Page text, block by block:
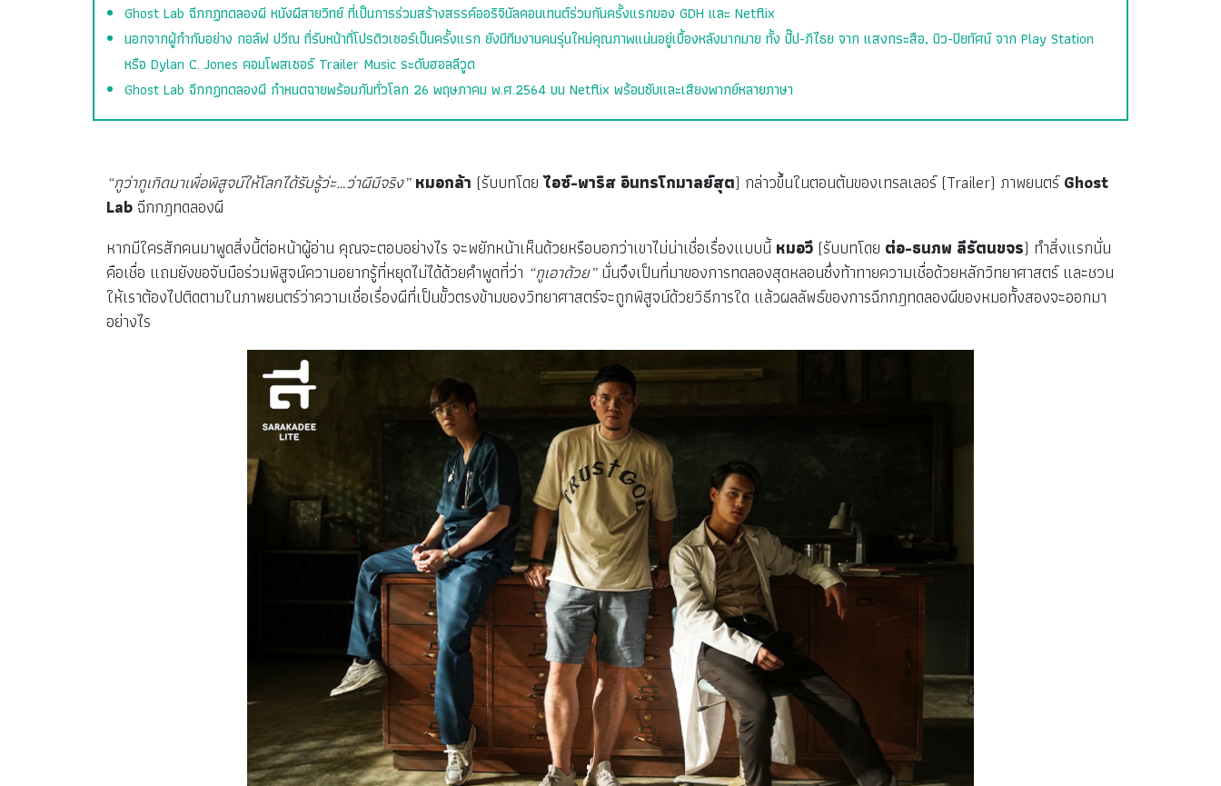
Ghost Lab ฉีกกฏทดลองผี หนังผีสายวิทย์ ที่เป็นการร่วมสร้างสรรค์ออริจินัลคอนเทนต์ร่วมกันครั้งแรกของ GDH และ Netflix
นอกจากผู้กำกับอย่าง กอล์ฟ ปวีณ ที่รับหน้าที่โปรดิวเซอร์เป็นครั้งแรก ยังมีทีมงานคนรุ่นใหม่คุณภาพแน่นอยู่เบื้องหลังมากมาย ทั้ง ปั๊ป-ภิไธย จาก แสงกระสือ, บิว-ปิยทัศน์ จาก Play Station
หรือ Dylan C. Jones คอมโพสเซอร์ Trailer Music ระดับฮอลลีวูด
Ghost Lab ฉีกกฏทดลองผี กำหนดฉายพร้อมกันทั่วโลก 26 พฤษภาคม พ.ศ.2564 บน Netflix พร้อมซับและเสียงพากย์หลายภาษา
“กูว่ากูเกิดมาเพื่อพิสูจน์ให้โลกได้รับรู้ว่ะ…ว่าผีมีจริง”หมอกล้า (รับบทโดยไอซ์-พาริส อินทรโกมาลย์สุต) กล่าวขึ้นในตอนต้นของเทรลเลอร์ (Trailer) ภาพยนตร์Ghost
Labฉีกกฎทดลองผี
หากมีใครสักคนมาพูดสิ่งนี้ต่อหน้าผู้อ่าน คุณจะตอบอย่างไร จะพยักหน้าเห็นด้วยหรือบอกว่าเขาไม่น่าเชื่อเรื่องแบบนี้หมอวี (รับบทโดย ต่อ-ธนภพ ลีรัตนขจร) ทำสิ่งแรกนั่น
คือเชื่อ แถมยังขอจับมือร่วมพิสูจน์ความอยากรู้ที่หยุดไม่ได้ด้วยคำพูดที่ว่า “กูเอาด้วย”นั่นจึงเป็นที่มาของการทดลองสุดหลอนซึ่งท้าทายความเชื่อด้วยหลักวิทยาศาสตร์ และชวน
ให้เราต้องไปติดตามในภาพยนตร์ว่าความเชื่อเรื่องผีที่เป็นขั้วตรงข้ามของวิทยาศาสตร์จะถูกพิสูจน์ด้วยวิธีการใด แล้วผลลัพธ์ของการฉีกกฎทดลองผีของหมอทั้งสองจะออกมา
อย่างไร